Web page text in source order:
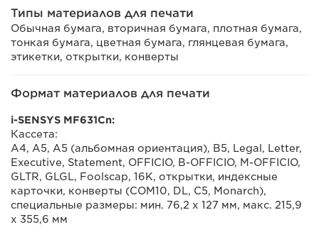
Типы материалов для печати
Обычная бумага, вторичная бумага, плотная бумага,
тонкая бумага, цветная бумага, глянцевая бумага,
этикетки, открытки, конверты
Формат материалов для печати
i-SENSYS MF631Cn:
Кассета:
A4, A5, A5 (альбомная ориентация), B5, Legal, Letter,
Executive, Statement, OFFICIO, B-OFFICIO, M-OFFICIO,
GLTR, GLGL, Foolscap, 16K, открытки, индексные
карточки, конверты (COM10, DL, C5, Monarch),
специальные размеры: мин. 76,2 х 127 мм, макс. 215,9
х 355,6 мм